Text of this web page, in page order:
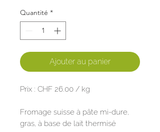
Quantité *
Ajouter au panier
Prix : CHF 26.00 / kg
Fromage suisse à pâte mi-dure,
gras, à base de lait thermisé